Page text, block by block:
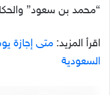
“محمد بن سعود”
اقرأ المزيد:
السعودية